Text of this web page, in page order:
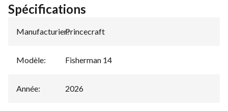
Spécifications
Manufacturier:
Princecraft
Modèle: Fisherman 14
Année: 2026